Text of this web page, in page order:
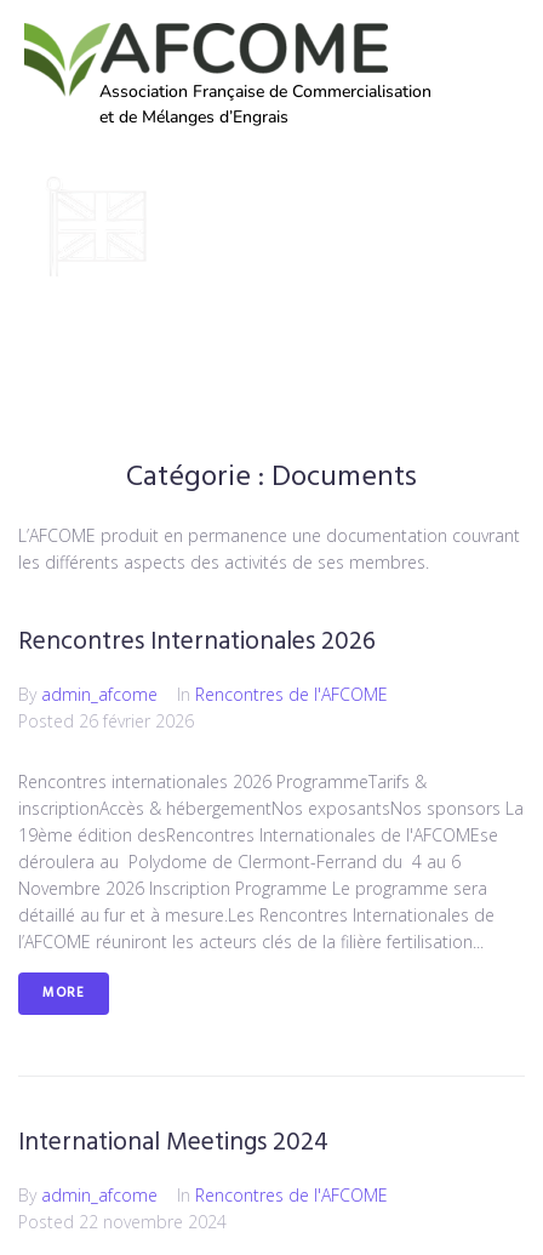
Association Française de Commercialisation
et de Mélanges d’Engrais
Catégorie : Documents
L’AFCOME produit en permanence une documentation couvrant
les différents aspects des activités de ses membres.
Rencontres Internationales 2026
By admin_afcome In Rencontres de l'AFCOME
Posted 26 février 2026
Rencontres internationales 2026 ProgrammeTarifs &
inscriptionAccès & hébergementNos exposantsNos sponsors La
19ème édition desRencontres Internationales de l'AFCOMEse
déroulera au Polydome de Clermont-Ferrand du 4 au 6
Novembre 2026 Inscription Programme Le programme sera
détaillé au fur et à mesure.Les Rencontres Internationales de
l’AFCOME réuniront les acteurs clés de la filière fertilisation...
MORE
International Meetings 2024
By admin_afcome In Rencontres de l'AFCOME
Posted 22 novembre 2024